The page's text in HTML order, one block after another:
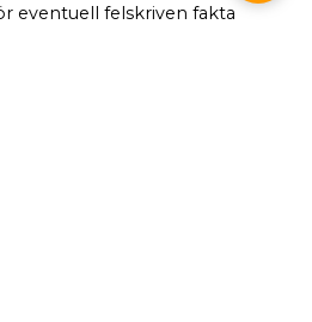
eventuell felskriven fakta